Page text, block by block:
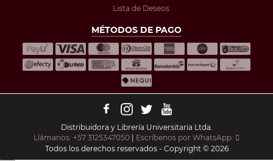
Lista de Deseos
MÉTODOS DE PAGO
Distribuidora y Librería Universitaria Ltda.
Llámanos: +57 3125347050 | Escríbenos por WhatsApp:
Todos los derechos reservados - Copyright © 2026